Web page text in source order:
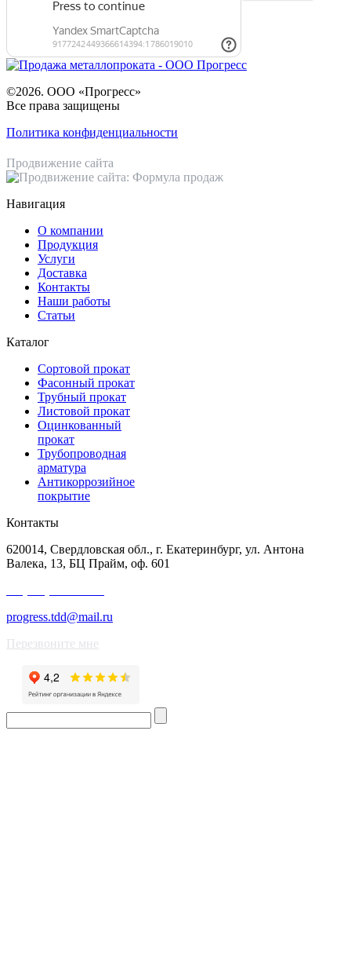
©2026. ООО «Прогресс»
Все права защищены
Политика конфиденциальности
Продвижение сайта
Навигация
О компании
Продукция
Услуги
Доставка
Контакты
Наши работы
Статьи
Каталог
Сортовой прокат
Фасонный прокат
Трубный прокат
Листовой прокат
Оцинкованный
прокат
Трубопроводная
арматура
Антикоррозийное
покрытие
Контакты
620014, Свердловская обл., г. Екатеринбург, ул. Антона
Валека, 13, БЦ Прайм, оф. 601
progress.tdd@mail.ru
Перезвоните мне